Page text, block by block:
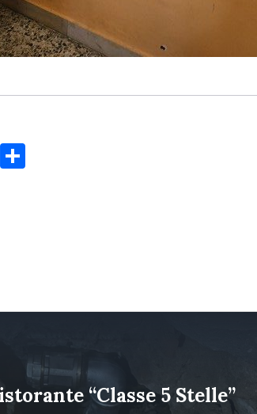
WhatsApp
“Classe 5 Stelle”